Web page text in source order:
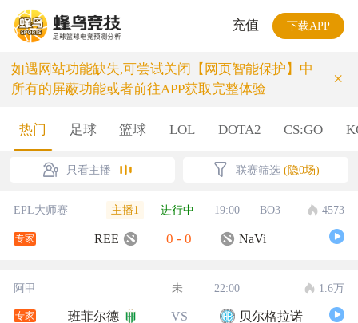
充值 下载APP
如遇网站功能缺失,可尝试关闭【网页智能保护】中
所有的屏蔽功能或者前往APP获取完整体验
×
热门 足球 篮球 LOL DOTA2 CS:GO
只看主播 联赛筛选 (隐0场)
EPL大师赛 主播1 进行中 19:00 BO3 4573
专家 REE 0 - 0 NaVi
阿甲 未 22:00 1.6万
专家 班菲尔德 VS 贝尔格拉诺